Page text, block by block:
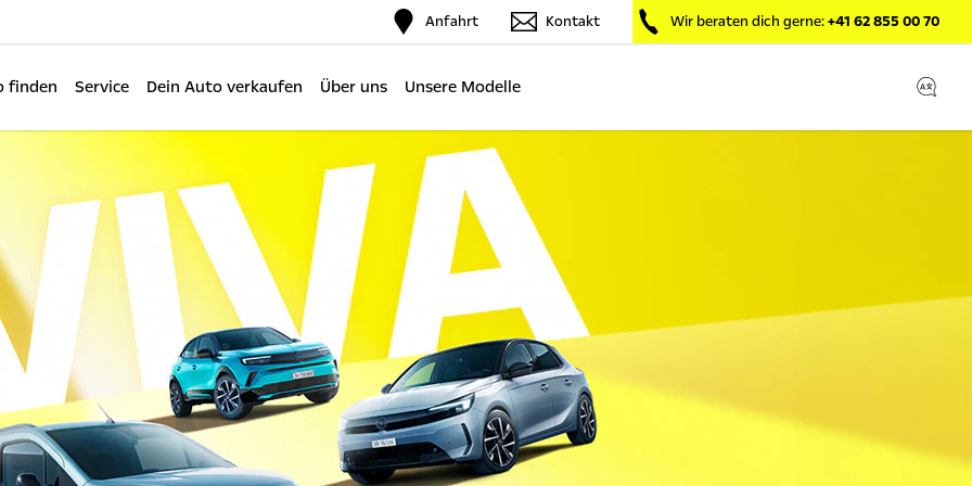
Anfahrt Kontakt Wir beraten dich gerne:+41 62 855 00 70
finden Service Dein Auto verkaufen Über uns Unsere Modelle